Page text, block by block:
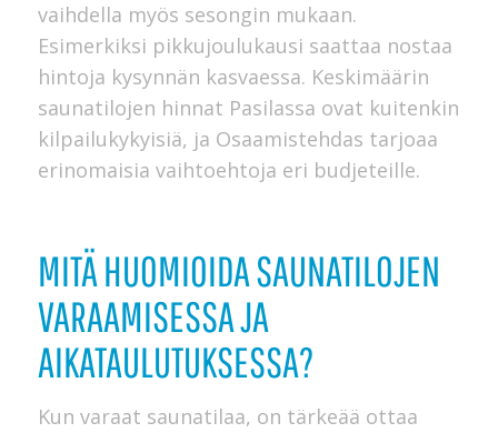
vaihdella myös sesongin mukaan.
Esimerkiksi pikkujoulukausi saattaa nostaa
hintoja kysynnän kasvaessa. Keskimäärin
saunatilojen hinnat Pasilassa ovat kuitenkin
kilpailukykyisiä, ja Osaamistehdas tarjoaa
erinomaisia vaihtoehtoja eri budjeteille.
MITÄ HUOMIOIDA SAUNATILOJEN
VARAAMISESSA JA
AIKATAULUTUKSESSA?
Kun varaat saunatilaa, on tärkeää ottaa